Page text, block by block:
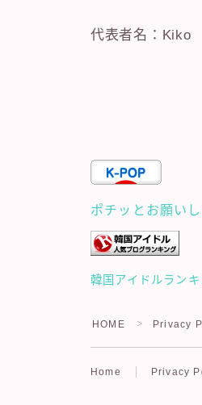
代表者名：Kiko
ポチッとお願い
韓国アイドルランキ
HOME ＞ Privacy
Home Privacy